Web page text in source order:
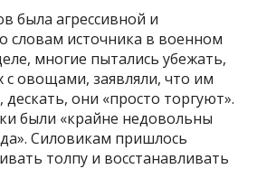
была агрессивной и
словам источника в военном
многие пытались убежать,
с овощами, заявляли, что им
они «просто торгуют».
были «крайне недовольны
Силовикам пришлось
толпу и восстанавливать